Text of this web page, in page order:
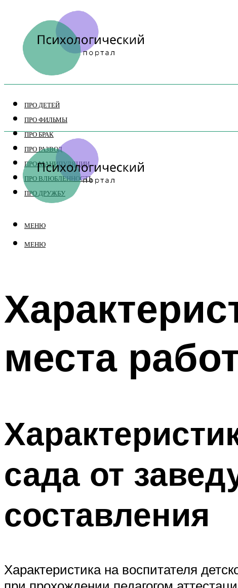
ПРО ДЕТЕЙ
ПРО ФИЛЬМЫ
ПРО БРАК
ПРО РАЗВОД
ПРО МАНИПУЛЯЦИИ
ПРО ВЛЮБЛЕННОСТЬ
ПРО ДРУЖБУ
МЕНЮ
МЕНЮ
места
сада от
составления
Характеристика на воспитателя